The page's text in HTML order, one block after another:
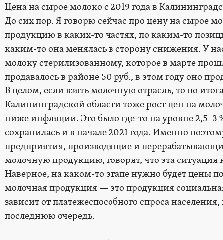
Цена на сырое молоко с 2019 года в
До сих пор. Я говорю сейчас про цену на сырое
продукцию в каких-то частях, по каким-то
каким-то она менялась в сторону снижения. У
молоку стерилизованному, которое в марте
продавалось в районе 50 руб., в этом году оно
В целом, если взять молочную отрасль, то по
Калининградской области тоже рост цен на
ниже инфляции. Это было где-то на уровне 2,5–3
сохранилась и в начале 2021 года. Именно
предприятия, производящие и
молочную продукцию, говорят, что эта ситуация
Наверное, на каком-то этапе нужно будет цены
молочная продукция — это продукция
зависит от платежеспособного спроса
последнюю очередь.